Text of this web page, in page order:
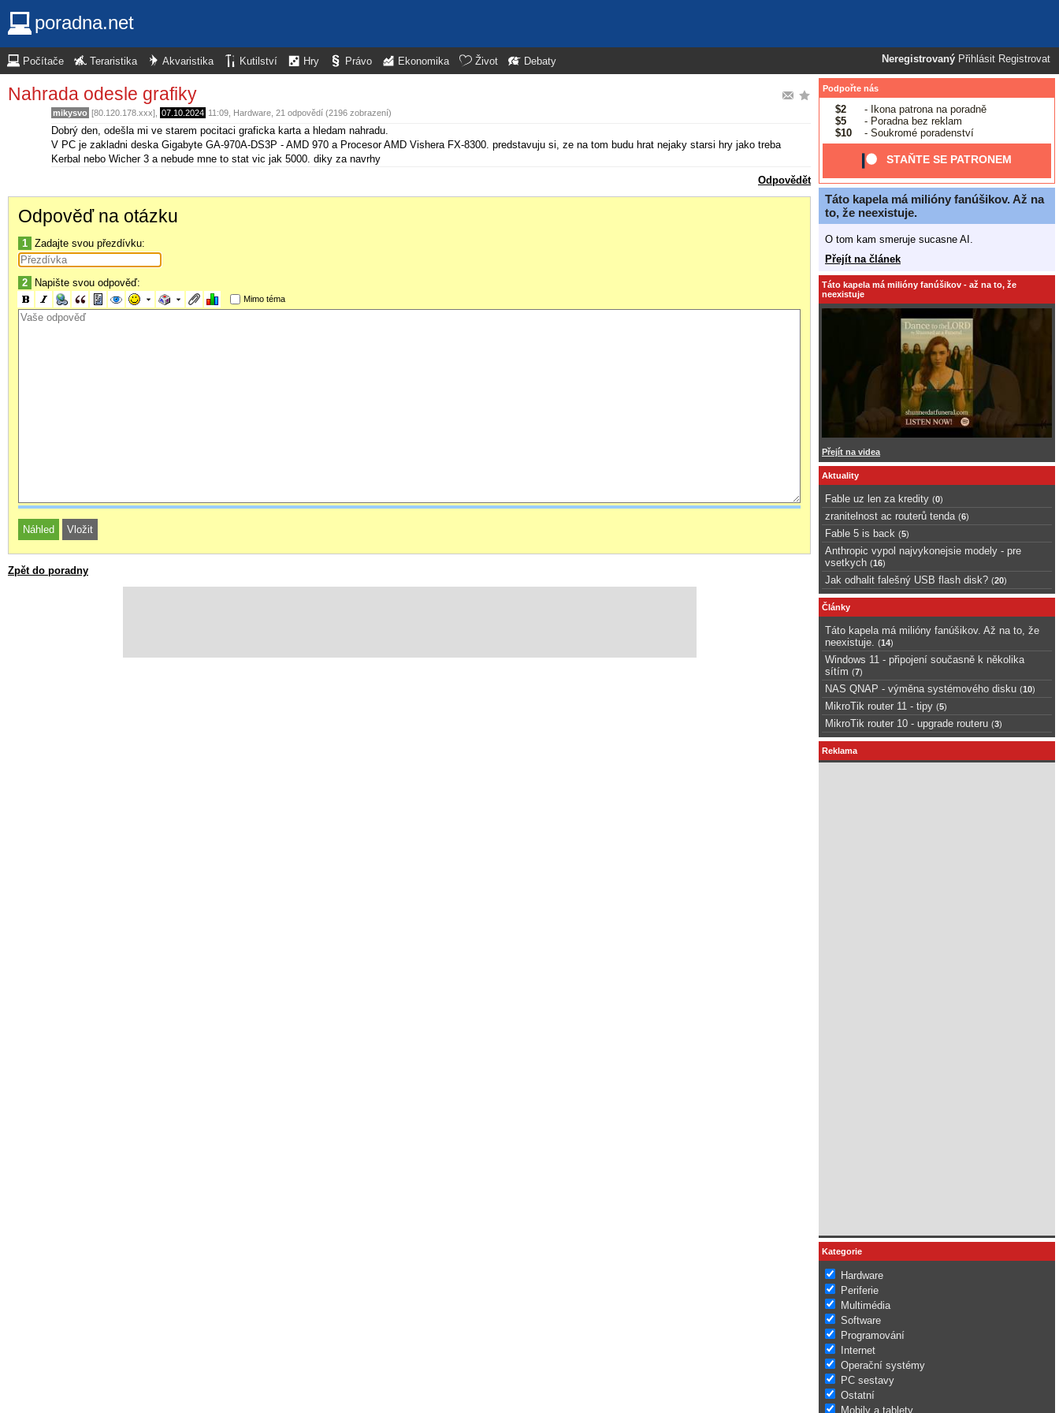
poradna.net
Neregistrovaný Přihlásit Registrovat
Počítače Teraristika Akvaristika Kutilství Hry Právo Ekonomika Život Debaty
Nahrada odesle grafiky
mikysvo [80.120.178.xxx], 07.10.2024 11:09 Hardware , 21 odpovědí (2196 zobrazení)
Dobrý den, odešla mi ve starem pocitaci graficka karta a hledam nahradu.
V PC je zakladni deska Gigabyte GA-970A-DS3P - AMD 970 a Procesor AMD Vishera FX-8300. predstavuju si, ze na tom budu hrat nejaky starsi hry jako treba
Kerbal nebo Wicher 3 a nebude mne to stat vic jak 5000. diky za navrhy
Odpovědět
Odpověď na otázku
1 Zadajte svou přezdívku:
2 Napište svou odpověď:
Mimo téma
Zpět do poradny
Podpořte nás
$2
- Ikona patrona na poradně
$5
- Poradna bez reklam
$10
- Soukromé poradenství
STAŇTE SE PATRONEM
Táto kapela má milióny fanúšikov. Až na
to, že neexistuje.
O tom kam smeruje sucasne AI.
Přejít na článek
Táto kapela má milióny fanúšikov - až na to, že
neexistuje
Přejít na videa
Aktuality
Fable uz len za kredity (0)
zranitelnost ac routerů tenda (6)
Fable 5 is back (5)
Anthropic vypol najvykonejsie modely - pre
vsetkych (16)
Jak odhalit falešný USB flash disk? (20)
Články
Táto kapela má milióny fanúšikov. Až na to, že
neexistuje.
(14)
Windows 11 - připojení současně k několika
sítím (7)
NAS QNAP - výměna systémového disku (10)
MikroTik router 11 - tipy (5)
MikroTik router 10 - upgrade routeru (3)
Reklama
Kategorie
Hardware
Periferie
Multimédia
Software
Programování
Internet
Operační systémy
PC sestavy
Ostatní
Mobily a tablety